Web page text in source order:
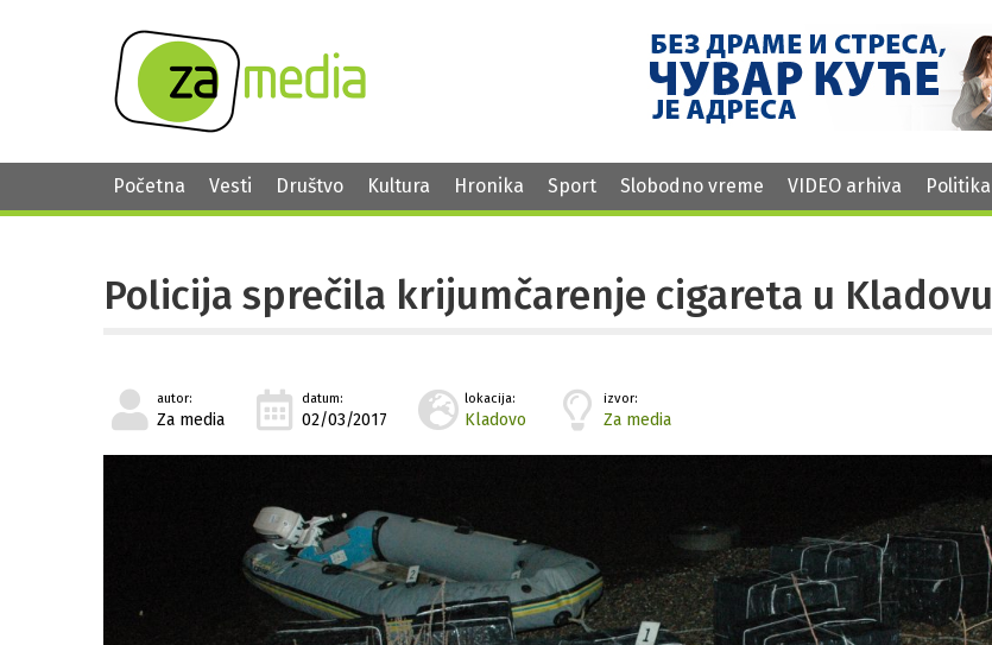
Početna Vesti Društvo Kultura Hronika Sport Slobodno vreme VIDEO arhiva Politika
Policija sprečila krijumčarenje cigareta u Kladovu
autor:
Za media
datum:
02/03/2017
lokacija:
Kladovo
izvor:
Za media